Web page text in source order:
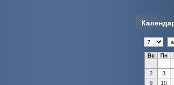
Вс Пн
2
3
9
10